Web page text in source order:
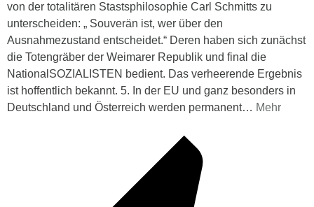
von der totalitären Stastsphilosophie Carl Schmitts zu
unterscheiden: „ Souverän ist, wer über den
Ausnahmezustand entscheidet.“ Deren haben sich zunächst
die Totengräber der Weimarer Republik und final die
NationalSOZIALISTEN bedient. Das verheerende Ergebnis
ist hoffentlich bekannt. 5. In der EU und ganz besonders in
Deutschland und Österreich werden permanent… Mehr